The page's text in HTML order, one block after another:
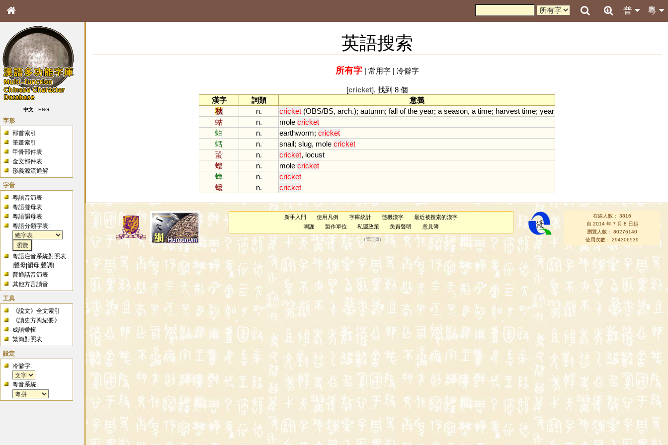
粵
普
中文 ENG
字形
部首索引
筆畫索引
甲骨部件表
金文部件表
形義源流通解
字音
粵語音節表
粵語聲母表
粵語韻母表
粵語分類字表:
粵語注音系統對照表
[聲母 |韻母 |聲調]
普通話音節表
其他方言讀音
工具
《說文》全文索引
《讀史方輿紀要》
成語彙輯
繁簡對照表
設定
冷僻字:
粵音系統:
英語搜索
所有字| 常用字| 冷僻字
[cricket], 找到 8 個
漢字
詞類
意義
秋
n. cricket (OBS/BS, arch.); autumn; fall of the year; a season, a time; harvest time; year
蛄
n. mole cricket
蛐
n. earthworm; cricket
蛞
n. snail; slug, mole cricket
蛩
n. cricket, locust
螻
n. mole cricket
蟀
n.
cricket
蟋
n. cricket
新手入門 使用凡例 字庫統計 隨機漢字
最近被搜索的漢字
鳴謝
製作單位 私隱政策 免責聲明 意見簿
（管理員）
在線人數： 3816
自 2014 年 7 月 8 日起
瀏覽人數： 80276140
使用次數： 294306539